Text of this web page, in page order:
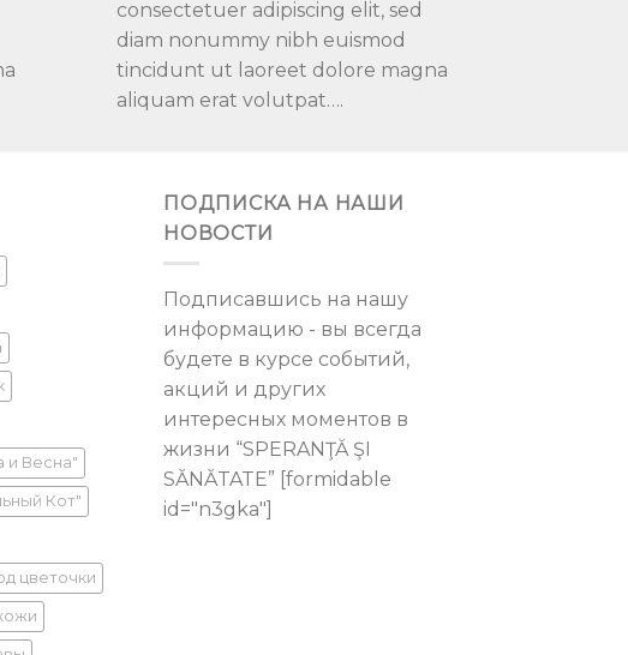
consectetuer adipiscing elit, sed
diam nonummy nibh euismod
tincidunt ut laoreet dolore magna
aliquam erat volutpat….
и Весна"
Кот"
цветочки
ПОДПИСКА НА НАШИ
НОВОСТИ
Подписавшись на нашу
информацию - вы всегда
будете в курсе событий,
акций и других
интересных моментов в
жизни “SPERANŢĂ ŞI
SĂNĂTATE” [formidable
id="n3gka"]